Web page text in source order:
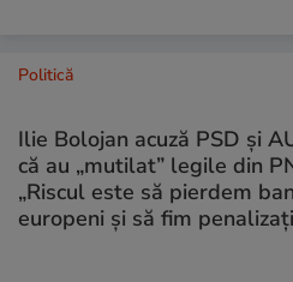
Politică
Ilie Bolojan acuză PSD și
că au „mutilat” legile din
„Riscul este să pierdem
europeni și să fim